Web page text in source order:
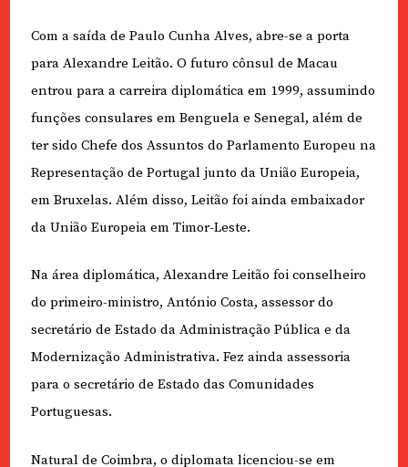
Com a saída de Paulo Cunha Alves, abre-se a porta
para Alexandre Leitão. O futuro cônsul de Macau
entrou para a carreira diplomática em 1999, assumindo
funções consulares em Benguela e Senegal, além de
ter sido Chefe dos Assuntos do Parlamento Europeu na
Representação de Portugal junto da União Europeia,
em Bruxelas. Além disso, Leitão foi ainda embaixador
da União Europeia em Timor-Leste.
Na área diplomática, Alexandre Leitão foi conselheiro
do primeiro-ministro, António Costa, assessor do
secretário de Estado da Administração Pública e da
Modernização Administrativa. Fez ainda assessoria
para o secretário de Estado das Comunidades
Portuguesas.
Natural de Coimbra, o diplomata licenciou-se em